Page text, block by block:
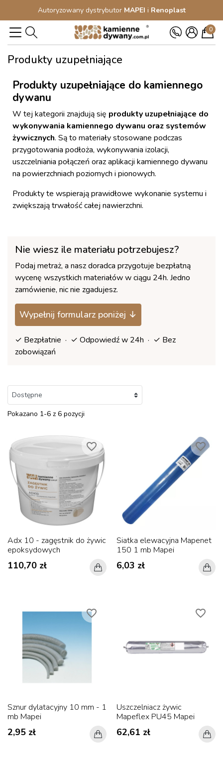
Autoryzowany dystrybutor MAPEI i Renoplast
0
Produkty uzupełniające
Produkty uzupełniające do kamiennego
dywanu
W tej kategorii znajdują się produkty uzupełniające do
wykonywania kamiennego dywanu oraz systemów
żywicznych. Są to materiały stosowane podczas
przygotowania podłoża, wykonywania izolacji,
uszczelniania połączeń oraz aplikacji kamiennego dywanu
na powierzchniach poziomych i pionowych.
Produkty te wspierają prawidłowe wykonanie systemu i
zwiększają trwałość całej nawierzchni.
Nie wiesz ile materiału potrzebujesz?
Podaj metraż, a nasz doradca przygotuje bezpłatną
wycenę wszystkich materiałów w ciągu 24h. Jedno
zamówienie, nic nie zgadujesz.
Wypełnij formularz poniżej ↓
✓ Bezpłatnie · ✓ Odpowiedź w 24h · ✓ Bez
zobowiązań
Pokazano 1-6 z 6 pozycji
favorite_border
Adx 10 - zagęstnik do żywic
epoksydowych
110,70 zł
favorite_border
Siatka elewacyjna Mapenet
150 1 mb Mapei
6,03 zł
favorite_border
Sznur dylatacyjny 10 mm - 1
mb Mapei
2,95 zł
favorite_border
Uszczelniacz żywic
Mapeflex PU45 Mapei
62,61 zł